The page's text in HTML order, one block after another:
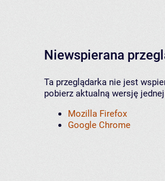
Niewspierana
Ta przeglądarka nie jest
pobierz aktualną wersję
Mozilla Firefox
Google Chrome